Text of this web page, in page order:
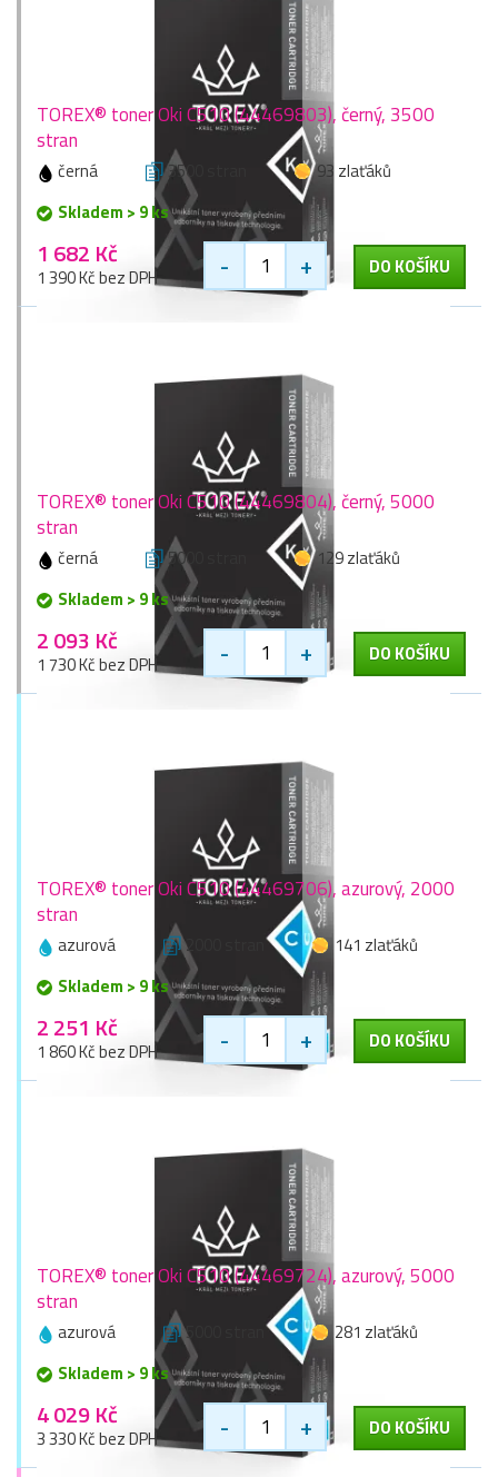
TOREX® toner Oki C510 (44469803), černý, 3500
stran
černá 3500 stran
93 zlaťáků
Skladem > 9 ks
1 682 Kč
1 390 Kč bez DPH - + DO KOŠÍKU
TOREX® toner Oki C510 (44469804), černý, 5000
stran
černá 5000 stran
129 zlaťáků
Skladem > 9 ks
2 093 Kč
1 730 Kč bez DPH - + DO KOŠÍKU
TOREX® toner Oki C510 (44469706), azurový, 2000
stran
azurová 2000 stran
141 zlaťáků
Skladem > 9 ks
2 251 Kč
1 860 Kč bez DPH - + DO KOŠÍKU
TOREX® toner Oki C510 (44469724), azurový, 5000
stran
azurová 5000 stran
281 zlaťáků
Skladem > 9 ks
4 029 Kč
3 330 Kč bez DPH - + DO KOŠÍKU